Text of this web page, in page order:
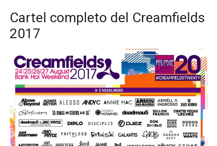
Cartel completo del Creamfields
2017